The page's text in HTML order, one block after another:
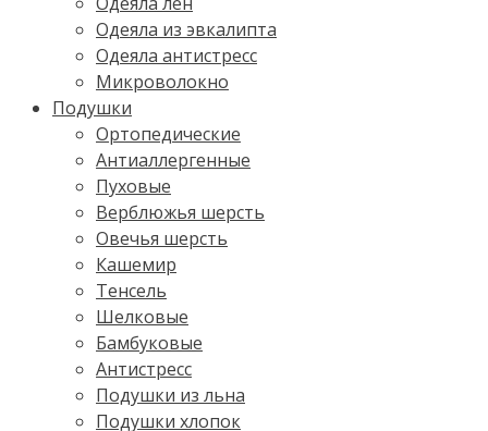
Одеяла из эвкалипта
Одеяла антистресс
Микроволокно
Подушки
Ортопедические
Антиаллергенные
Пуховые
Верблюжья шерсть
Овечья шерсть
Кашемир
Тенсель
Шелковые
Бамбуковые
Антистресс
Подушки из льна
Подушки хлопок